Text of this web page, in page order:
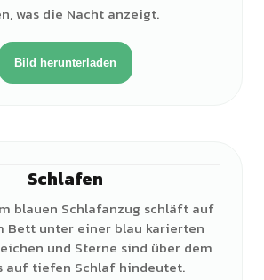
was die Nacht anzeigt.
Bild herunterladen
Schlafen
blauen Schlafanzug schläft auf
Bett unter einer blau karierten
und Sterne sind über dem
auf tiefen Schlaf hindeutet.